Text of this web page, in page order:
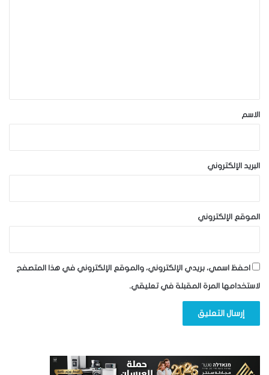
*
الاسم
البريد الإلكتروني
الموقع الإلكتروني
احفظ اسمي، بريدي الإلكتروني، والموقع الإلكتروني في هذا المتصفح
لاستخدامها المرة المقبلة في تعليقي.